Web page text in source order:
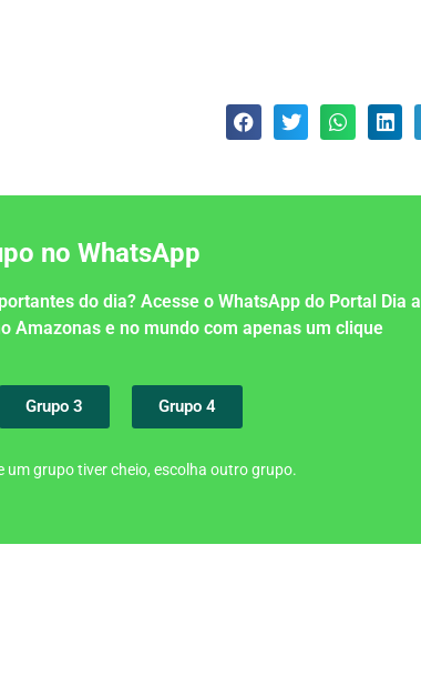
no WhatsApp
do dia? Acesse o WhatsApp do Portal Dia a
Amazonas e no mundo com apenas um clique
Grupo 3 Grupo 4
um grupo tiver cheio, escolha outro grupo.